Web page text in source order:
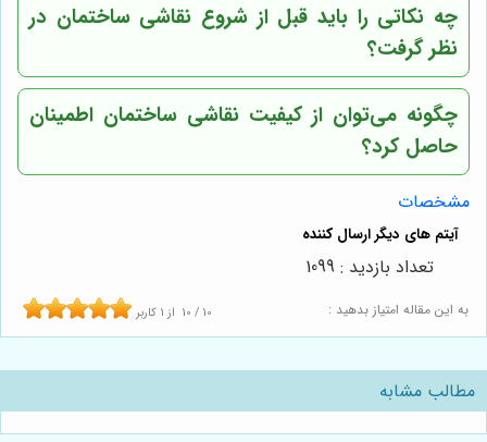
چه نکاتی را باید قبل از شروع نقاشی ساختمان در
نظر گرفت؟
چگونه می‌توان از کیفیت نقاشی ساختمان اطمینان
حاصل کرد؟
مشخصات
به این مقاله امتیاز بدهید : 10 / 10 از 1 کاربر
تعداد بازدید : 1099
مطالب مشابه